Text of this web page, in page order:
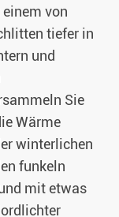
von
tiefer in
und
Sie
Wärme
winterlichen
funkeln
mit etwas